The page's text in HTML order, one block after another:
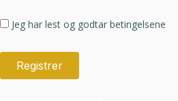
Jeg har lest og godtar betingelsene